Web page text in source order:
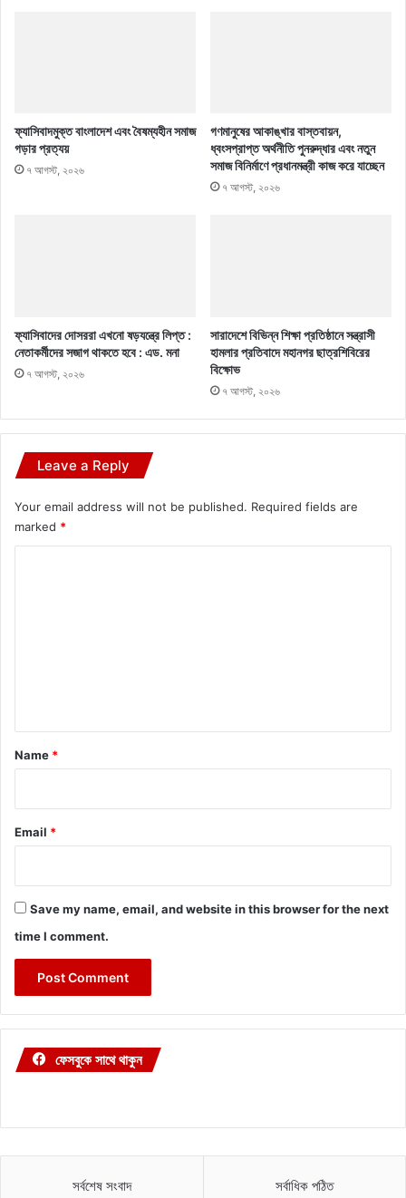
ফ্যাসিবাদমুক্ত বাংলাদেশ এবং বৈষম্যহীন সমাজ
গড়ার প্রত্যয়
৭ আগস্ট, ২০২৬
গণমানুষের আকাঙ্খার বাস্তবায়ন,
ধ্বংসপ্রাপ্ত অর্থনীতি পুনরুদ্ধার এবং নতুন
সমাজ বিনির্মাণে প্রধানমন্ত্রী কাজ করে যাচ্ছেন
৭ আগস্ট, ২০২৬
ফ্যাসিবাদের দোসররা এখনো ষড়যন্ত্রে লিপ্ত :
নেতাকর্মীদের সজাগ থাকতে হবে : এড. মনা
৭ আগস্ট, ২০২৬
সারাদেশে বিভিন্ন শিক্ষা প্রতিষ্ঠানে সন্ত্রাসী
হামলার প্রতিবাদে মহানগর ছাত্রশিবিরের
বিক্ষোভ
৭ আগস্ট, ২০২৬
Leave a Reply
Your email address will not be published. Required fields are
marked *
*
Name *
Email *
Save my name, email, and website in this browser for the next
time I comment.
ফেসবুকে সাথে থাকুন
সর্বশেষ সংবাদ সর্বাধিক পঠিত